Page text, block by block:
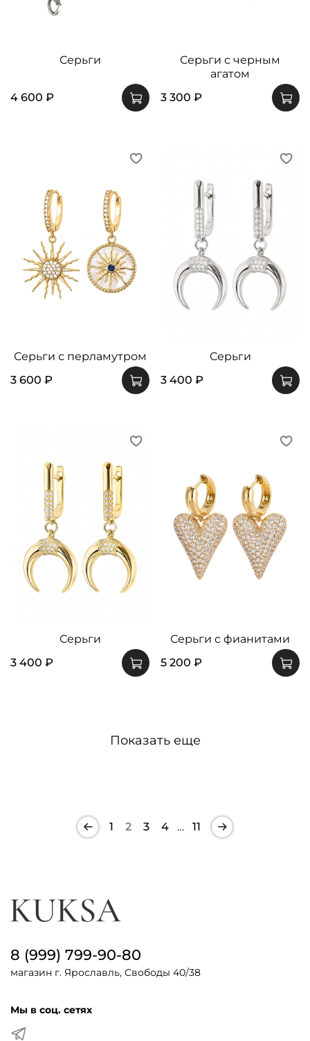
Серьги
4 600 ₽
Серьги с черным
агатом
3 300 ₽
Серьги с перламутром
3 600 ₽
Серьги
3 400 ₽
Серьги
3 400 ₽
Серьги с фианитами
5 200 ₽
Показать еще
1 2 3 4 … 11
8 (999) 799-90-80
магазин г. Ярославль, Свободы 40/38
Мы в соц. сетях